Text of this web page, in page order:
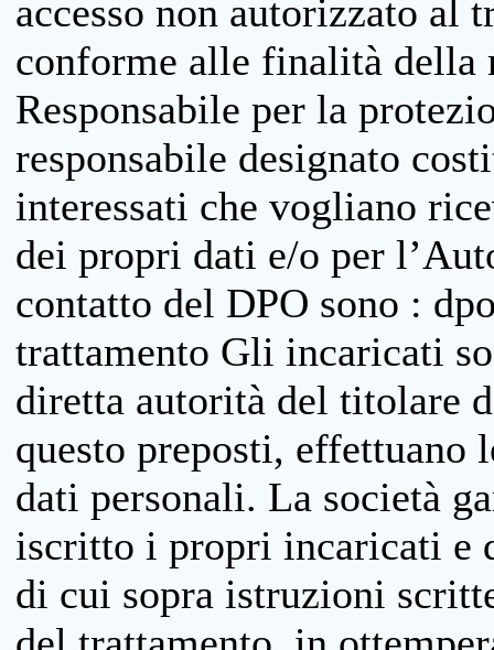
accesso non autorizzato al
conforme alle finalità della
Responsabile per la
responsabile designato
interessati che vogliano
dei propri dati e/o per
contatto del DPO sono :
trattamento Gli incaricati
diretta autorità del titolare
questo preposti, effettuano
dati personali. La società
iscritto i propri incaricati e
di cui sopra istruzioni